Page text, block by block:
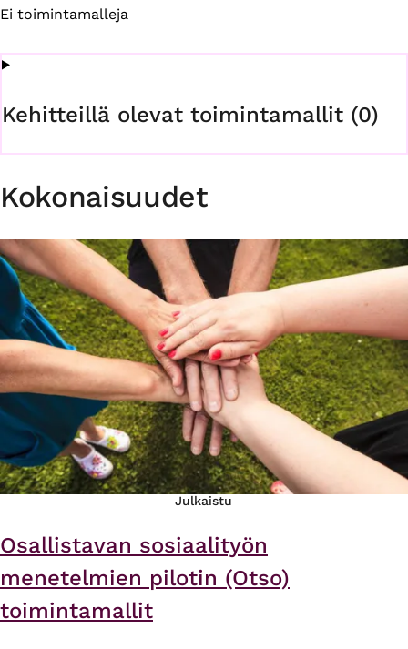
Ei toimintamalleja
Kehitteillä olevat toimintamallit (0)
Kokonaisuudet
Julkaistu
Osallistavan sosiaalityön
menetelmien pilotin (Otso)
toimintamallit